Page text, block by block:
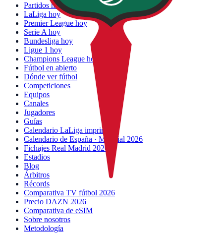
Partidos hoy
LaLiga hoy
Premier League hoy
Serie A hoy
Bundesliga hoy
Ligue 1 hoy
Champions League hoy
Fútbol en abierto
Dónde ver fútbol
Competiciones
Equipos
Canales
Jugadores
Guías
Calendario LaLiga imprimible
Calendario de España · Mundial 2026
Fichajes Real Madrid 2026
Estadios
Blog
Árbitros
Récords
Comparativa TV fútbol 2026
Precio DAZN 2026
Comparativa de eSIM
Sobre nosotros
Metodología